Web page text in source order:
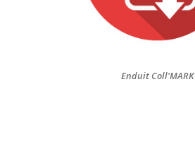
Enduit Coll'MARK